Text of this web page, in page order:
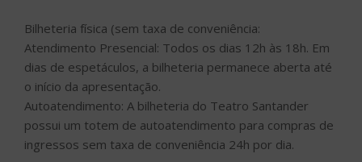
Bilheteria física (sem taxa de conveniência:
Atendimento Presencial: Todos os dias 12h às 18h. Em
dias de espetáculos, a bilheteria permanece aberta até
o início da apresentação.
Autoatendimento: A bilheteria do Teatro Santander
possui um totem de autoatendimento para compras de
ingressos sem taxa de conveniência 24h por dia.